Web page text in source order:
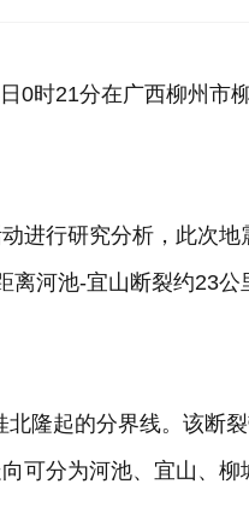
0时21分在广西柳州市
进行研究分析，此次地
离河池-宜山断裂约23
隆起的分界线。该断
可分为河池、宜山、柳